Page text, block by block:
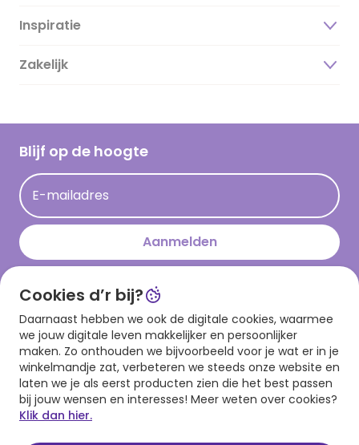
Over ons
Duurzaamheid
Hallmark Kaartclub
Acties
Persberichten
Hallmark en Kinderpostzegels
Inspiratie
Magazine
Cadeau inspiratie
Kaartinspiratie
Zakelijk
Blijf op de hoogte
E-mailadres
Aanmelden
Download onze app
Cookies d’r bij?
Daarnaast hebben we ook de digitale cookies, waarmee
we jouw digitale leven makkelijker en persoonlijker
maken. Zo onthouden we bijvoorbeeld voor je wat er in je
winkelmandje zat, verbeteren we steeds onze website en
laten we je als eerst producten zien die het best passen
bij jouw wensen en interesses! Meer weten over cookies?
Klik dan hier.